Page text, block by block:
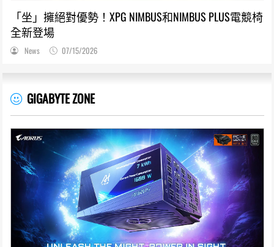
「坐」擁絕對優勢！XPG NIMBUS和NIMBUS PLUS電競椅
全新登場
News 07/15/2026
GIGABYTE ZONE